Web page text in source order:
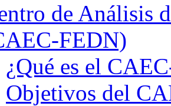
de Análisis
FEDN)
¿Qué es el
Objetivos del